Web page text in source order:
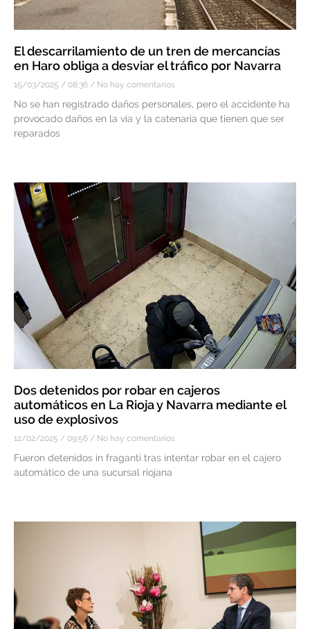
El descarrilamiento de un tren de mercancías
en Haro obliga a desviar el tráfico por Navarra
15/03/2025 08:36 No hay comentarios
No se han registrado daños personales, pero el accidente ha
provocado daños en la vía y la catenaria que tienen que ser
reparados
Dos detenidos por robar en cajeros
automáticos en La Rioja y Navarra mediante el
uso de explosivos
12/02/2025 09:56 No hay comentarios
Fueron detenidos in fraganti tras intentar robar en el cajero
automático de una sucursal riojana